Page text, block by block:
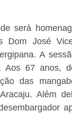
será
Dom José
A
67 anos,
das
Além